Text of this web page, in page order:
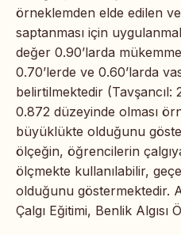
örneklemden elde edilen
saptanması için
değer 0.90’larda
0.70’lerde ve 0.60’larda
belirtilmektedir (Tavşancıl:
0.872 düzeyinde olması
büyüklükte olduğunu
ölçeğin, öğrencilerin
ölçmekte kullanılabilir,
olduğunu göstermektedir.
Çalgı Eğitimi, Benlik Algısı